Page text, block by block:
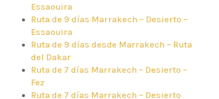
Essaouira
Ruta de 9 días Marrakech – Desierto –
Essaouira
Ruta de 9 días desde Marrakech – Ruta
del Dakar
Ruta de 7 días Marrakech – Desierto –
Fez
Ruta de 7 días Marrakech – Desierto